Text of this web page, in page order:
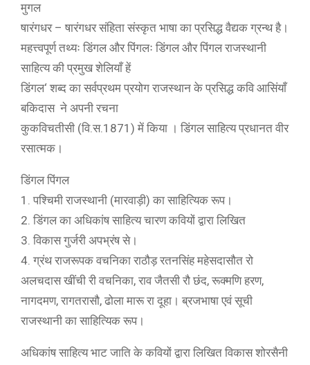
मुगल
षारंगधर – षारंगधर संहिता संस्कृत भाषा का प्रसिद्ध वैद्यक ग्रन्थ है।
महत्त्वपूर्ण तथ्यः डिंगल और पिंगलः डिंगल और पिंगल राजस्थानी
साहित्य की प्रमुख शेलियाँ हें
डिंगल‘ शब्द का सर्वप्रथम प्रयोग राजस्थान के प्रसिद्ध कवि आसिंयाँ
बकिदास ने अपनी रचना
कुकविचतीसी (वि.स.1871) में किया । डिंगल साहित्य प्रधानत वीर
रसात्मक।
डिंगल पिंगल
1. पश्चिमी राजस्थानी (मारवाड़ी) का साहित्यिक रूप।
2. डिंगल का अधिकांष साहित्य चारण कवियों द्वारा लिखित
3. विकास गुर्जरी अपभ्रंष से।
4. ग्रंथ राजरूपक वचनिका राठौड़ रतनसिंह महेसदासौत रो
अलचदास खींची री वचनिका, राव जैतसी रौ छंद, रूक्मणि हरण,
नागदमण, रागतरासौ, ढोला मारू रा दूहा। ब्रजभाषा एवं सूची
राजस्थानी का साहित्यिक रूप।
अधिकांष साहित्य भाट जाति के कवियों द्वारा लिखित विकास शोरसैनी